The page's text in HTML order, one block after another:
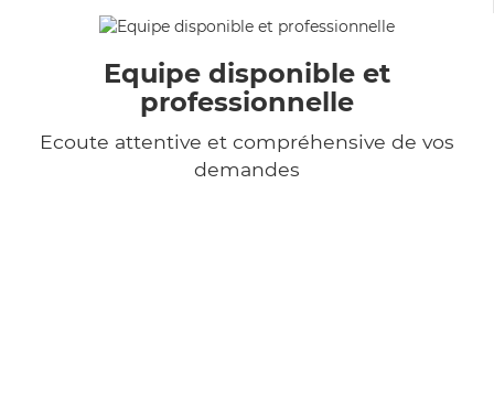
Equipe disponible et
professionnelle
Ecoute attentive et compréhensive de vos
demandes